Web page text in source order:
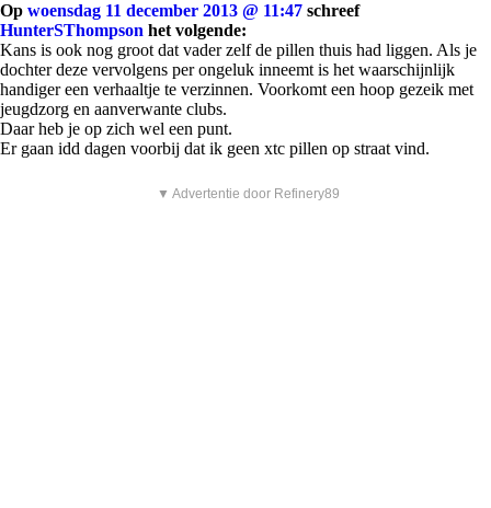
Op woensdag 11 december 2013 @ 11:47 schreef
HunterSThompson het volgende:
Kans is ook nog groot dat vader zelf de pillen thuis had liggen. Als je
dochter deze vervolgens per ongeluk inneemt is het waarschijnlijk
handiger een verhaaltje te verzinnen. Voorkomt een hoop gezeik met
jeugdzorg en aanverwante clubs.
Daar heb je op zich wel een punt.
Er gaan idd dagen voorbij dat ik geen xtc pillen op straat vind.
▼ Advertentie door Refinery89